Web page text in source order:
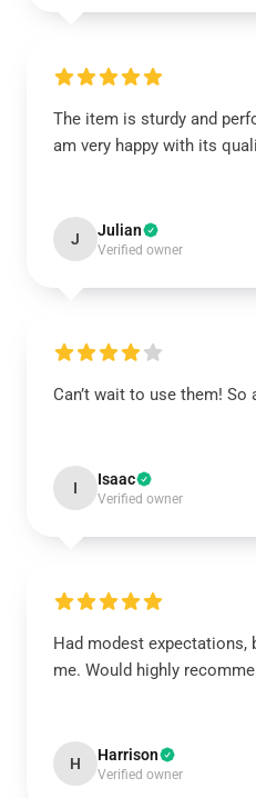
The item is sturdy and
am very happy with its
J Julian
Verified owner
Can’t wait to use them! So
I Isaac
Verified owner
Had modest expectations,
me. Would highly
H Harrison
Verified owner